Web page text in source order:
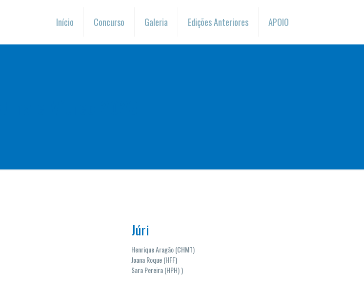
Início Concurso Galeria Edições Anteriores APOIO
Júri
Henrique Aragão (CHMT)
Joana Roque (HFF)
Sara Pereira (HPH) )